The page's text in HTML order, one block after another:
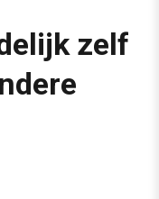
& 4 andere Insta-
zelf